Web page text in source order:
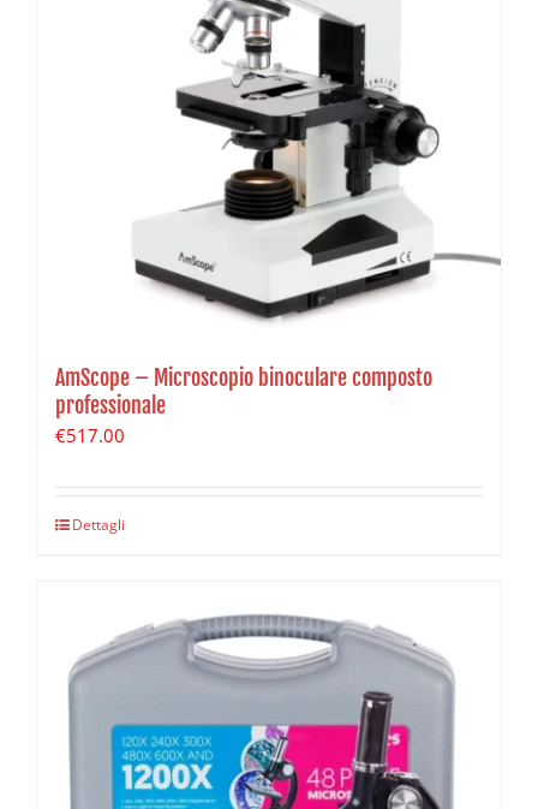
AmScope – Microscopio binoculare composto
professionale
€517.00
Dettagli